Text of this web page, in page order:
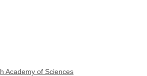
Academy of Sciences